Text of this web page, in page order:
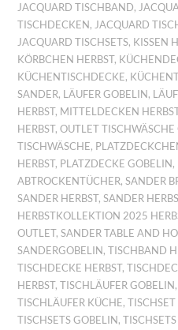
JACQUARD TISCHBAND,
TISCHDECKEN , JACQUARD
JACQUARD TISCHSETS, KISSEN
KÖRBCHEN HERBST,
KÜCHENTISCHDECKE,
SANDER, LÄUFER GOBELIN ,
HERBST, MITTELDECKEN
HERBST,OUTLET TISCHWÄSCHE
TISCHWÄSCHE,
HERBST, PLATZDECKE GOBELIN ,
ABTROCKENTÜCHER,SANDER
SANDER HERBST,SANDER
HERBSTKOLLEKTION 2025
OUTLET,SANDER TABLE AND
SANDERGOBELIN ,TISCHBAND
TISCHDECKE HERBST,
HERBST,TISCHLÄUFER GOBELIN
TISCHLÄUFER KÜCHE,
TISCHSETS GOBELIN ,